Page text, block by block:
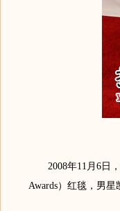
2008年11月6日，
Awards）红毯，男星